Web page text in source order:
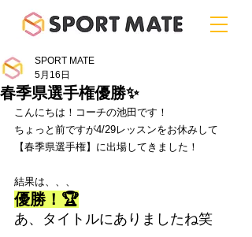
春季県選手権優勝✨
SPORT MATE
5月16日
こんにちは！コーチの池田です！
ちょっと前ですが4/29レッスンをお休みして
【春季県選手権】に出場してきました！
結果は、、、
優勝！🏆
あ、タイトルにありましたね笑